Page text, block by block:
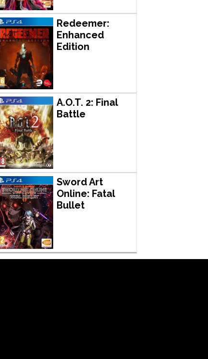
Redeemer:
Enhanced
Edition
A.O.T. 2: Final
Battle
Sword Art
Online: Fatal
Bullet